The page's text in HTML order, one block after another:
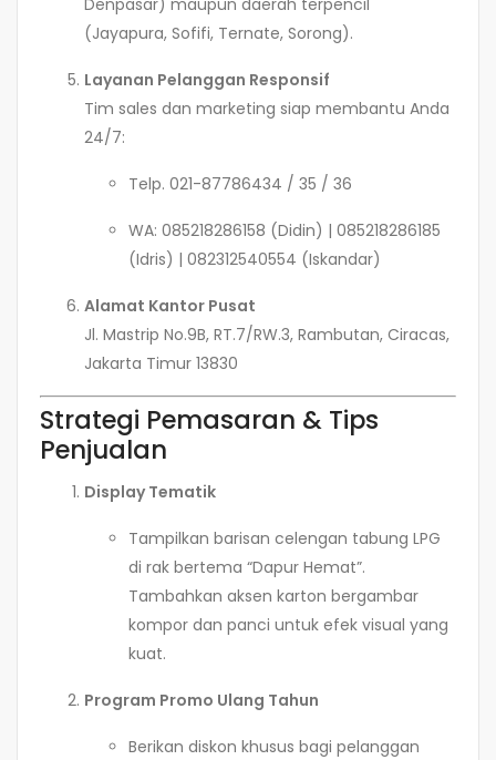
Denpasar) maupun daerah terpencil
(Jayapura, Sofifi, Ternate, Sorong).
Layanan Pelanggan Responsif
Tim sales dan marketing siap membantu Anda
24/7:
Telp. 021-87786434 / 35 / 36
WA: 085218286158 (Didin) | 085218286185
(Idris) | 082312540554 (Iskandar)
Alamat Kantor Pusat
Jl. Mastrip No.9B, RT.7/RW.3, Rambutan, Ciracas,
Jakarta Timur 13830
Strategi Pemasaran & Tips
Penjualan
Display Tematik
Tampilkan barisan celengan tabung LPG
di rak bertema “Dapur Hemat”.
Tambahkan aksen karton bergambar
kompor dan panci untuk efek visual yang
kuat.
Program Promo Ulang Tahun
Berikan diskon khusus bagi pelanggan